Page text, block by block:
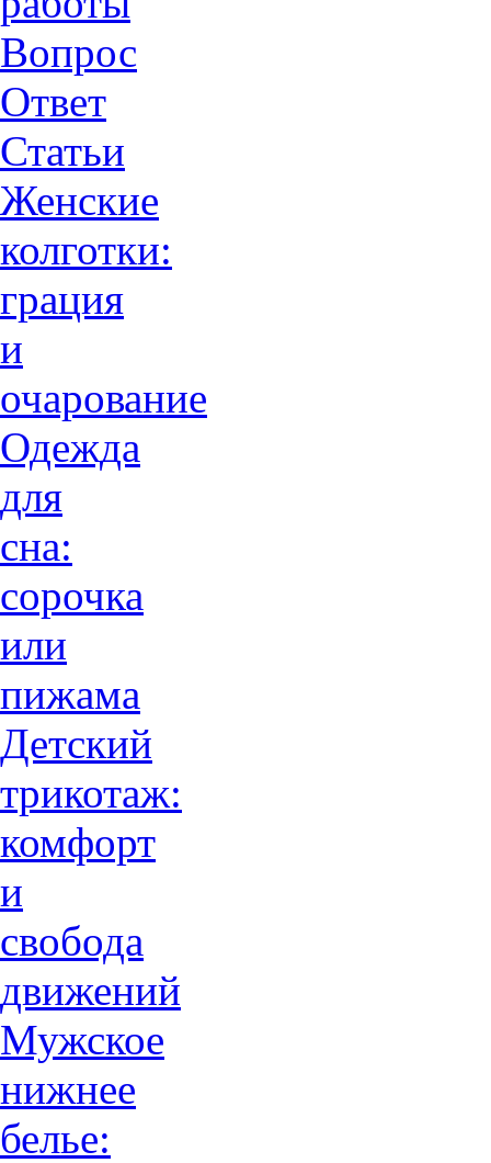
Вопрос
Ответ
Статьи
Женские
колготки:
грация
и
очарованиe
Одежда
для
сна:
сорочка
или
пижама
Детский
трикотаж:
комфорт
и
свобода
движений
Мужское
нижнее
белье: